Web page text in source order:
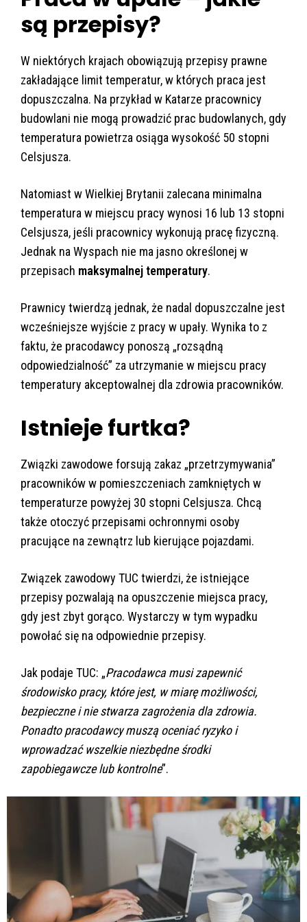
są przepisy?
W niektórych krajach obowiązują przepisy prawne
zakładające limit temperatur, w których praca jest
dopuszczalna. Na przykład w Katarze pracownicy
budowlani nie mogą prowadzić prac budowlanych, gdy
temperatura powietrza osiąga wysokość 50 stopni
Celsjusza.
Natomiast w Wielkiej Brytanii zalecana minimalna
temperatura w miejscu pracy wynosi 16 lub 13 stopni
Celsjusza, jeśli pracownicy wykonują pracę fizyczną.
Jednak na Wyspach nie ma jasno określonej w
przepisach maksymalnej temperatury.
Prawnicy twierdzą jednak, że nadal dopuszczalne jest
wcześniejsze wyjście z pracy w upały. Wynika to z
faktu, że pracodawcy ponoszą „rozsądną
odpowiedzialność” za utrzymanie w miejscu pracy
temperatury akceptowalnej dla zdrowia pracowników.
Istnieje furtka?
Związki zawodowe forsują zakaz „przetrzymywania”
pracowników w pomieszczeniach zamkniętych w
temperaturze powyżej 30 stopni Celsjusza. Chcą
także otoczyć przepisami ochronnymi osoby
pracujące na zewnątrz lub kierujące pojazdami.
Związek zawodowy TUC twierdzi, że istniejące
przepisy pozwalają na opuszczenie miejsca pracy,
gdy jest zbyt gorąco. Wystarczy w tym wypadku
powołać się na odpowiednie przepisy.
Jak podaje TUC: „Pracodawca musi zapewnić
środowisko pracy, które jest, w miarę możliwości,
bezpieczne i nie stwarza zagrożenia dla zdrowia.
Ponadto pracodawcy muszą oceniać ryzyko i
wprowadzać wszelkie niezbędne środki
zapobiegawcze lub kontrolne”.